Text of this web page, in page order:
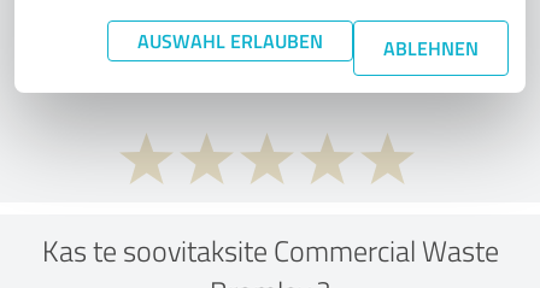
AUSWAHL ERLAUBEN ABLEHNEN
What do you think of the price to
performance ratio?
Kas te soovitaksite Commercial Waste